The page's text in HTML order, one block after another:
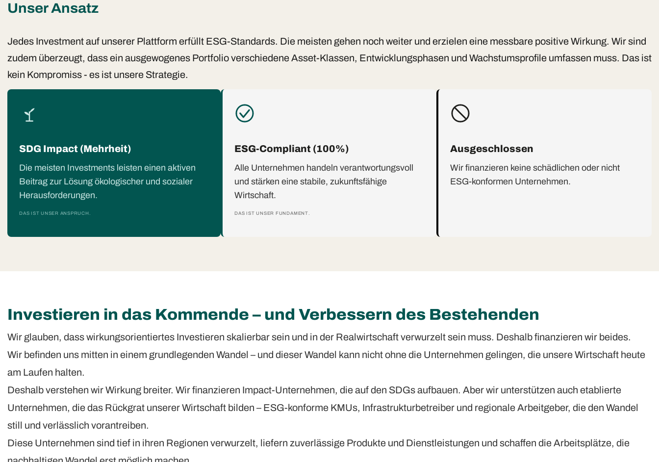
Unser Ansatz
Jedes Investment auf unserer Plattform erfüllt ESG-Standards. Die meisten gehen noch weiter und erzielen eine messbare positive Wirkung. Wir sind
zudem überzeugt, dass ein ausgewogenes Portfolio verschiedene Asset-Klassen, Entwicklungsphasen und Wachstumsprofile umfassen muss. Das ist
kein Kompromiss - es ist unsere Strategie.
SDG Impact (Mehrheit)
Die meisten Investments leisten einen aktiven
Beitrag zur Lösung ökologischer und sozialer
Herausforderungen.
DAS IST UNSER ANSPRUCH.
ESG-Compliant (100%)
Alle Unternehmen handeln verantwortungsvoll
und stärken eine stabile, zukunftsfähige
Wirtschaft.
DAS IST UNSER FUNDAMENT.
Ausgeschlossen
Wir finanzieren keine schädlichen oder nicht
ESG-konformen Unternehmen.
Investieren in das Kommende – und Verbessern des Bestehenden
Wir glauben, dass wirkungsorientiertes Investieren skalierbar sein und in der Realwirtschaft verwurzelt sein muss. Deshalb finanzieren wir beides.
Wir befinden uns mitten in einem grundlegenden Wandel – und dieser Wandel kann nicht ohne die Unternehmen gelingen, die unsere Wirtschaft heute
am Laufen halten.
Deshalb verstehen wir Wirkung breiter. Wir finanzieren Impact-Unternehmen, die auf den SDGs aufbauen. Aber wir unterstützen auch etablierte
Unternehmen, die das Rückgrat unserer Wirtschaft bilden – ESG-konforme KMUs, Infrastrukturbetreiber und regionale Arbeitgeber, die den Wandel
still und verlässlich vorantreiben.
Diese Unternehmen sind tief in ihren Regionen verwurzelt, liefern zuverlässige Produkte und Dienstleistungen und schaffen die Arbeitsplätze, die